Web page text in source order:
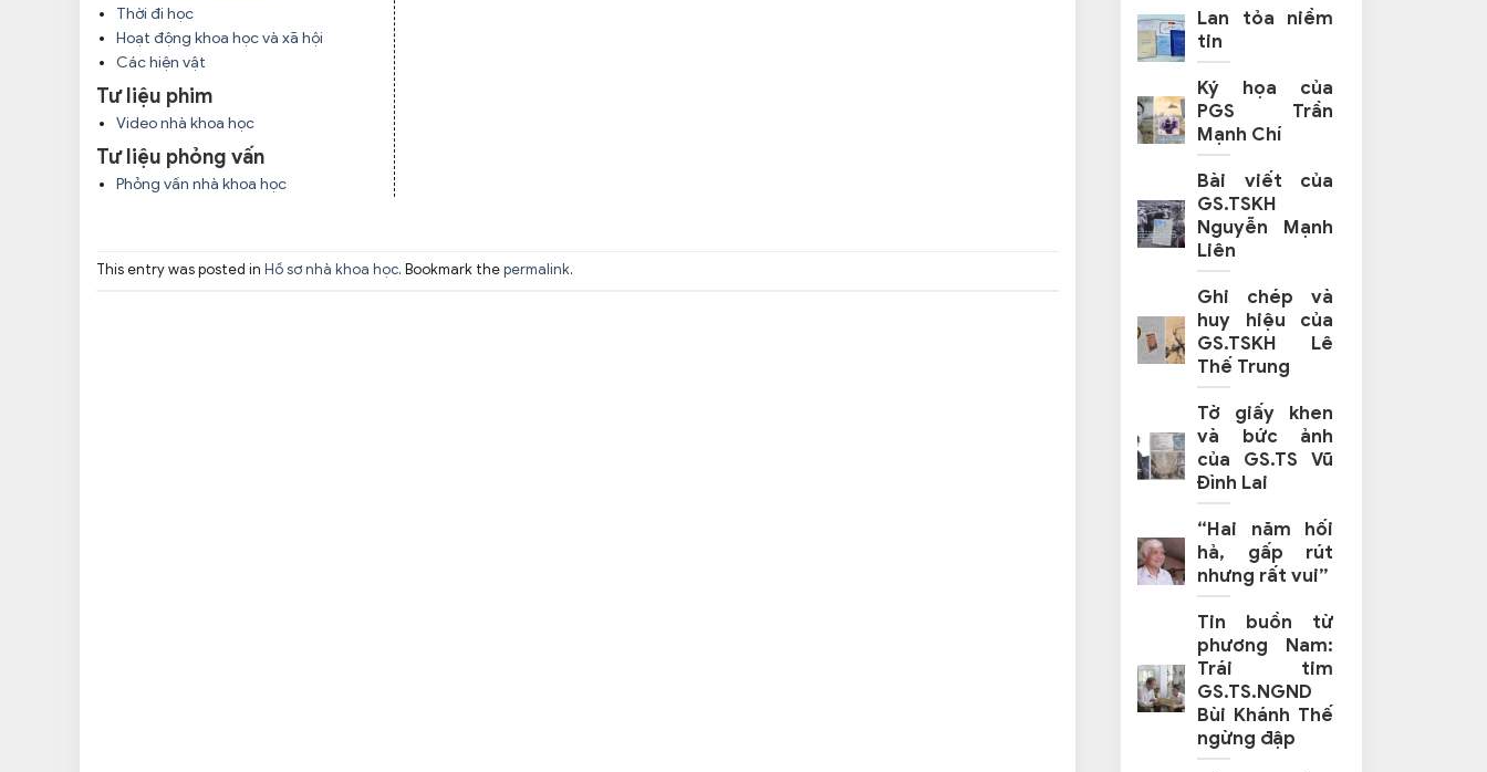
Thời đi học
Hoạt động khoa học và xã hội
Các hiện vật
Tư liệu phim
Video nhà khoa học
Tư liệu phỏng vấn
Phỏng vấn nhà khoa học
This entry was posted in Hồ sơ nhà khoa học. Bookmark thepermalink.
Lan tỏa niềm
tin
Ký họa của
PGS Trần
Mạnh Chí
Bài viết của
GS.TSKH
Nguyễn Mạnh
Liên
Ghi chép và
huy hiệu của
GS.TSKH Lê
Thế Trung
Tờ giấy khen
và bức ảnh
của GS.TS Vũ
Đình Lai
“Hai năm hối
hả, gấp rút
nhưng rất vui”
Tin buồn từ
phương Nam:
Trái tim
GS.TS.NGND
Bùi Khánh Thế
ngừng đập